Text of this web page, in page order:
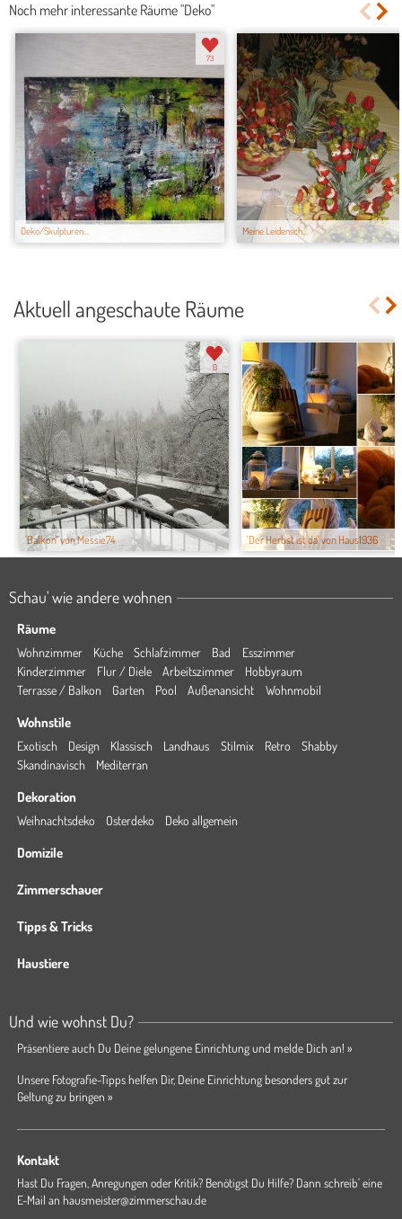
Noch mehr interessante Räume "Deko"
Deko/Skulpturen...
73
Meine Leidensch...
Aktuell angeschaute Räume
'Balkon' von Messie74
0
'Der Herbst ist da' von Haus1936
Schau' wie andere wohnen
Räume
Wohnzimmer Küche Schlafzimmer Bad
Esszimmer
Kinderzimmer
Flur / Diele Arbeitszimmer
Hobbyraum
Terrasse / Balkon
Garten Pool Außenansicht Wohnmobil
Wohnstile
Exotisch Design Klassisch Landhaus Stilmix Retro
Shabby
Skandinavisch
Mediterran
Dekoration
Weihnachtsdeko Osterdeko Deko allgemein
Domizile
Zimmerschauer
Tipps & Tricks
Haustiere
Und wie wohnst Du?
Präsentiere auch Du Deine gelungene Einrichtung und melde Dich an! »
Unsere Fotografie-Tipps helfen Dir, Deine Einrichtung besonders gut zur
Geltung zu bringen »
Kontakt
Hast Du Fragen, Anregungen oder Kritik? Benötigst Du Hilfe? Dann schreib' eine
E-Mail an hausmeister@zimmerschau.de